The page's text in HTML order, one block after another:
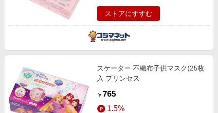
ストアにすすむ
スケーター 不織布子供マスク(25枚
入 プリンセス
￥ 765
1.5%